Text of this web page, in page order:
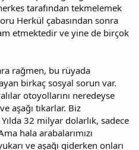
tarafından tekmelemek
Herkül çabasından sonra
etmektedir ve yine de birçok
rağmen, bu rüyada
birkaç sosyal sorun var.
otoyollarını neredeyse
aşağı tıkarlar. Biz
Yılda 32 milyar dolarlık, sadece
hala arabalarımızı
ve aşağı giderken onları